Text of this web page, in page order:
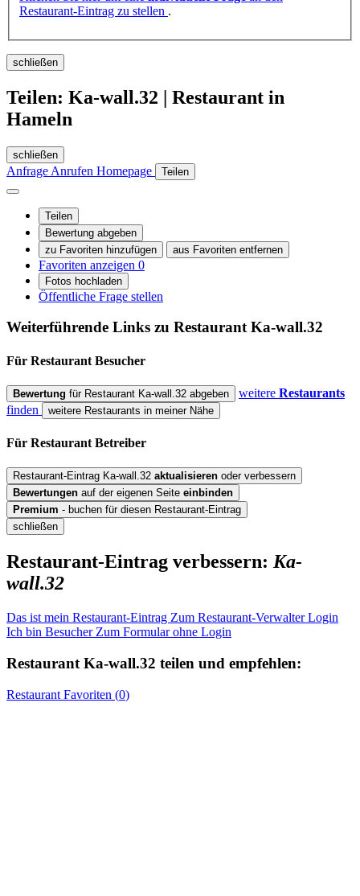
Restaurant-Eintrag zu stellen .
schließen
Teilen: Ka-wall.32 | Restaurant in
Hameln
schließen
Anfrage Anrufen Homepage Teilen
Teilen
Bewertung abgeben
zu Favoriten hinzufügen
aus Favoriten entfernen
Favoriten anzeigen 0
Fotos hochladen
Öffentliche Frage stellen
Weiterführende Links zu RestaurantKa-wall.32
Für Restaurant Besucher
Bewertung für Restaurant Ka-wall.32 abgeben weitere Restaurants
finden
weitere Restaurants in meiner Nähe
Für Restaurant Betreiber
Restaurant-Eintrag Ka-wall.32 aktualisieren oder verbessern
Bewertungen auf der eigenen Seite einbinden
Premium - buchen für diesen Restaurant-Eintrag
schließen
Restaurant-Eintrag verbessern: Ka-
wall.32
Das ist mein Restaurant-Eintrag Zum Restaurant-Verwalter Login
Ich bin Besucher Zum Formular ohne Login
Restaurant Ka-wall.32 teilen und empfehlen:
Restaurant Favoriten (0)